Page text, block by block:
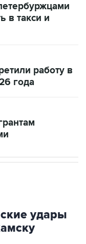
в такси и
работу в
года
удары